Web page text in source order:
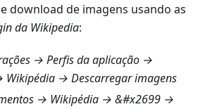
download de imagens usando as
da Wikipedia:
→ Perfis da aplicação →
Wikipédia → Descarregar imagens
→ Wikipédia → &#x2699 →